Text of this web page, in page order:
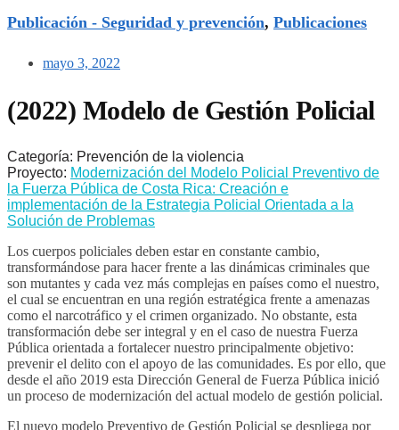
Publicación - Seguridad y prevención, Publicaciones
mayo 3, 2022
(2022) Modelo de Gestión Policial
Categoría: Prevención de la violencia
Proyecto: Modernización del Modelo Policial Preventivo de
la Fuerza Pública de Costa Rica: Creación e
implementación de la Estrategia Policial Orientada a la
Solución de Problemas
Los cuerpos policiales deben estar en constante cambio,
transformándose para hacer frente a las dinámicas criminales que
son mutantes y cada vez más complejas en países como el nuestro,
el cual se encuentran en una región estratégica frente a amenazas
como el narcotráfico y el crimen organizado. No obstante, esta
transformación debe ser integral y en el caso de nuestra Fuerza
Pública orientada a fortalecer nuestro principalmente objetivo:
prevenir el delito con el apoyo de las comunidades. Es por ello, que
desde el año 2019 esta Dirección General de Fuerza Pública inició
un proceso de modernización del actual modelo de gestión policial.
El nuevo modelo Preventivo de Gestión Policial se despliega por